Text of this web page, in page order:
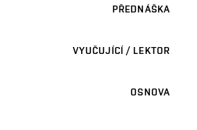
PŘEDNÁŠKA
VYUČUJÍCÍ / LEKTOR
OSNOVA